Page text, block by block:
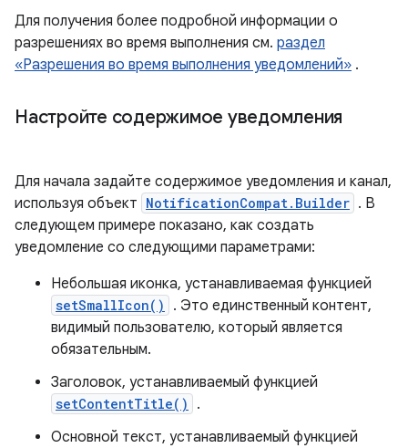
Для получения более подробной информации о
разрешениях во время выполнения см. раздел
«Разрешения во время выполнения уведомлений» .
Настройте содержимое уведомления
Для начала задайте содержимое уведомления и канал,
используя объект NotificationCompat.Builder . В
следующем примере показано, как создать
уведомление со следующими параметрами:
Небольшая иконка, устанавливаемая функцией
setSmallIcon()
. Это единственный контент,
видимый пользователю, который является
обязательным.
Заголовок, устанавливаемый функцией
setContentTitle()
.
Основной текст, устанавливаемый функцией